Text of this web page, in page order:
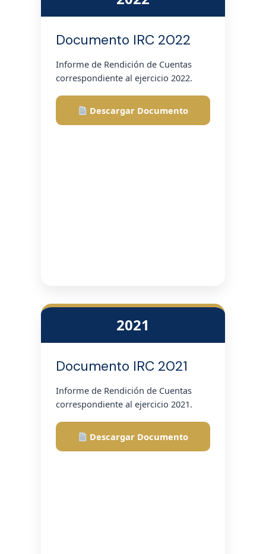
Documento IRC 2022
Informe de Rendición de Cuentas
correspondiente al ejercicio 2022.
Descargar Documento
2021
Documento IRC 2021
Informe de Rendición de Cuentas
correspondiente al ejercicio 2021.
Descargar Documento